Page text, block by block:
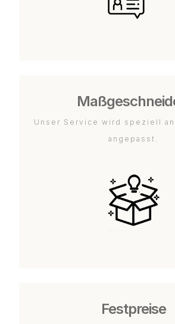
Unser Service wird speziell
angepasst.
Festpreise